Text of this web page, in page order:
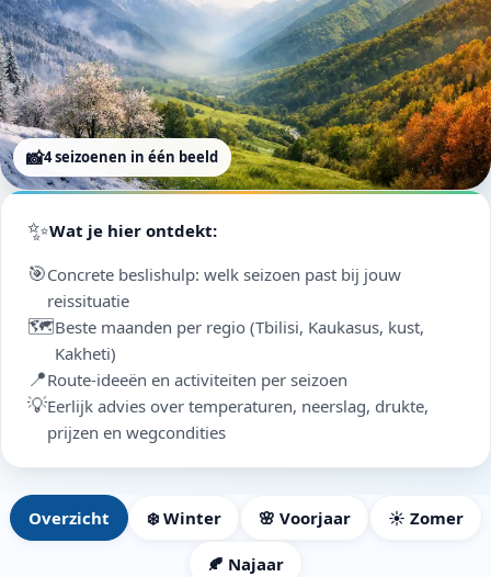
📸4 seizoenen in één beeld
✨Wat je hier ontdekt:
🎯Concrete beslishulp: welk seizoen past bij jouw
reissituatie
🗺️Beste maanden per regio (Tbilisi, Kaukasus, kust,
Kakheti)
📍Route-ideeën en activiteiten per seizoen
💡Eerlijk advies over temperaturen, neerslag, drukte,
prijzen en wegcondities
Overzicht ❄️ Winter 🌸 Voorjaar ☀️ Zomer
🍂 Najaar